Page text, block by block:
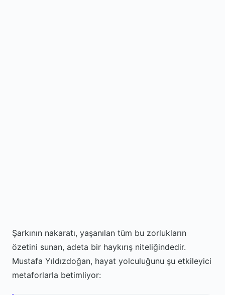
Şarkının nakaratı, yaşanılan tüm bu zorlukların
özetini sunan, adeta bir haykırış niteliğindedir.
Mustafa Yıldızdoğan, hayat yolculuğunu şu etkileyici
metaforlarla betimliyor: